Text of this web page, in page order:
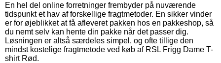
En hel del online forretninger frembyder på nuværende
tidspunkt et hav af forskellige fragtmetoder. En sikker vinder
er for øjeblikket at få afleveret pakken hos en pakkeshop, så
du nemt selv kan hente din pakke når det passer dig.
Løsningen er altså særdeles simpel, og ofte tillige den
mindst kostelige fragtmetode ved køb af RSL Frigg Dame T-
shirt Rød.